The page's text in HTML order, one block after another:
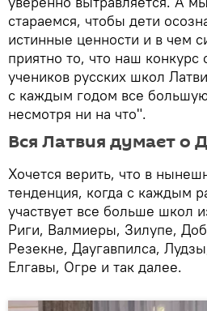
стараемся, чтобы дети
истинные ценности и в чем
приятно то, что наш конкурс
учеников русских школ
с каждым годом все
несмотря ни на что".
Вся Латвия думает о
Хочется верить, что в
тенденция, когда с каждым
участвует все больше школ
Риги, Валмиеры, Зилупе,
Резекне, Даугавпилса,
Елгавы, Огре и так далее.